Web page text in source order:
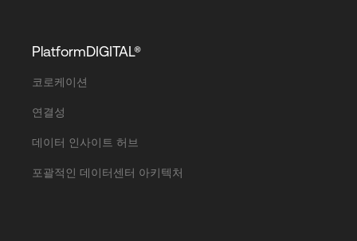
PlatformDIGITAL®
코로케이션
연결성
데이터 인사이트 허브
포괄적인 데이터센터 아키텍처